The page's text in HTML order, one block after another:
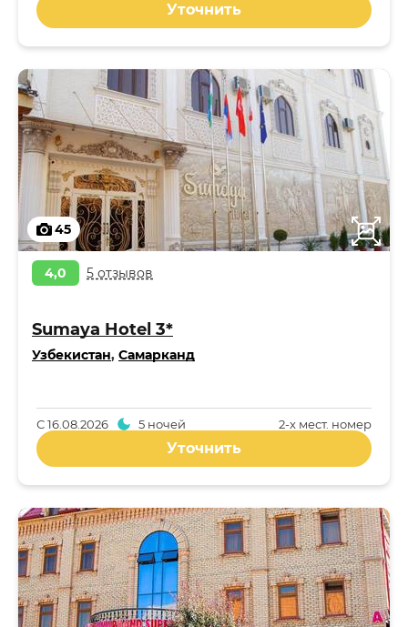
Уточнить
45
4,0 5 отзывов
Sumaya Hotel 3*
Узбекистан, Самарканд
2-x мест. номер
С16.08.2026 5 ночей
Уточнить